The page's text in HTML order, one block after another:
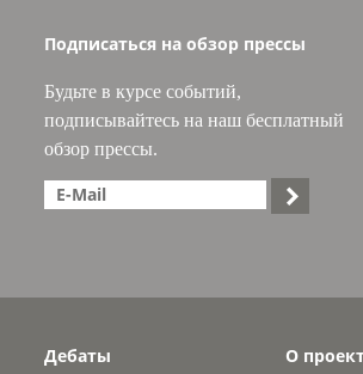
Подписаться на обзор прессы
Будьте в курсе событий,
подписывайтесь на наш бесплатный
обзор прессы.

Дебаты
О